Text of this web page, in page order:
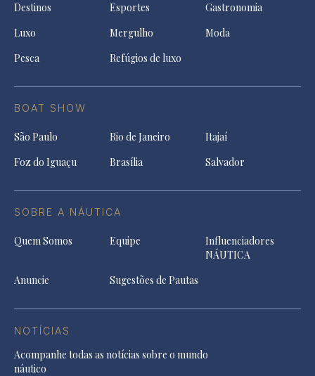
Destinos Esportes
Gastronomia
Luxo
Mergulho
Moda
Pesca
Refúgios de luxo
BOAT SHOW
São Paulo Rio de Janeiro
Itajaí
Foz do Iguaçu
Brasília Salvador
SOBRE A NÁUTICA
Quem Somos Equipe
Influenciadores
NÁUTICA
Anuncie
Sugestões de Pautas
NOTÍCIAS
Acompanhe todas as notícias sobre o mundo
náutico